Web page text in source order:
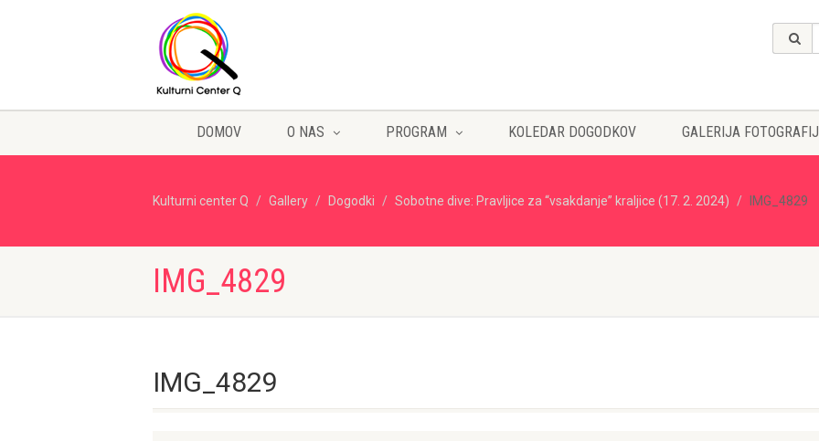
DOMOV O NAS PROGRAM KOLEDAR DOGODKOV GALERIJA FOTOGRAFIJ
Kulturni center Q Gallery Dogodki Sobotne dive: Pravljice za “vsakdanje” kraljice (17. 2. 2024) IMG_4829
IMG_4829
IMG_4829